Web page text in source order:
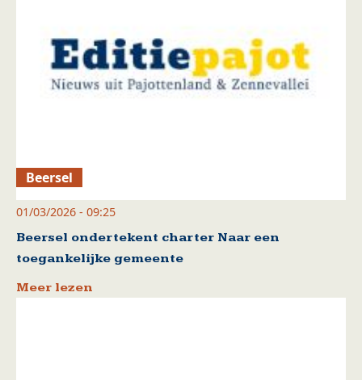
Beersel
01/03/2026 - 09:25
Beersel ondertekent charter Naar een
toegankelijke gemeente
Meer lezen